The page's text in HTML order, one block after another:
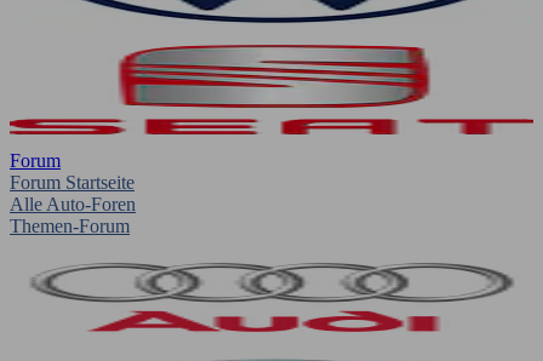
Forum
Forum Startseite
Alle Auto-Foren
Themen-Forum